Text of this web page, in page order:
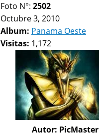
Foto N°: 2502
Octubre 3, 2010
Album: Panama Oeste
Visitas: 1,172
Autor: PicMaster